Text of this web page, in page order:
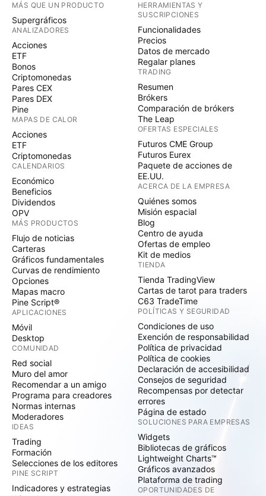
MÁS QUE UN PRODUCTO
Supergráficos
ANALIZADORES
Acciones
ETF
Bonos
Criptomonedas
Pares CEX
Pares DEX
Pine
MAPAS DE CALOR
Acciones
ETF
Criptomonedas
CALENDARIOS
Económico
Beneficios
Dividendos
OPV
MÁS PRODUCTOS
Flujo de noticias
Carteras
Gráficos fundamentales
Curvas de rendimiento
Opciones
Mapas macro
Pine Script®
APLICACIONES
Móvil
Desktop
COMUNIDAD
Red social
Muro del amor
Recomendar a un amigo
Programa para creadores
Normas internas
Moderadores
IDEAS
Trading
Formación
Selecciones de los editores
PINE SCRIPT
Indicadores y estrategias
HERRAMIENTAS Y
SUSCRIPCIONES
Funcionalidades
Precios
Datos de mercado
Regalar planes
TRADING
Resumen
Brókers
Comparación de brókers
The Leap
OFERTAS ESPECIALES
Futuros CME Group
Futuros Eurex
Paquete de acciones de
EE.UU.
ACERCA DE LA EMPRESA
Quiénes somos
Misión espacial
Blog
Centro de ayuda
Ofertas de empleo
Kit de medios
TIENDA
Tienda TradingView
Cartas de tarot para traders
C63 TradeTime
POLÍTICAS Y SEGURIDAD
Condiciones de uso
Exención de responsabilidad
Política de privacidad
Política de cookies
Declaración de accesibilidad
Consejos de seguridad
Recompensas por detectar
errores
Página de estado
SOLUCIONES PARA EMPRESAS
Widgets
Bibliotecas de gráficos
Lightweight Charts™
Gráficos avanzados
Plataforma de trading
OPORTUNIDADES DE